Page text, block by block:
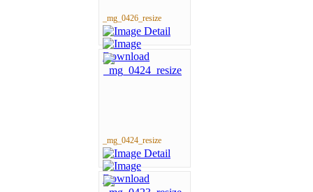
_mg_0426_resize
_mg_0424_resize